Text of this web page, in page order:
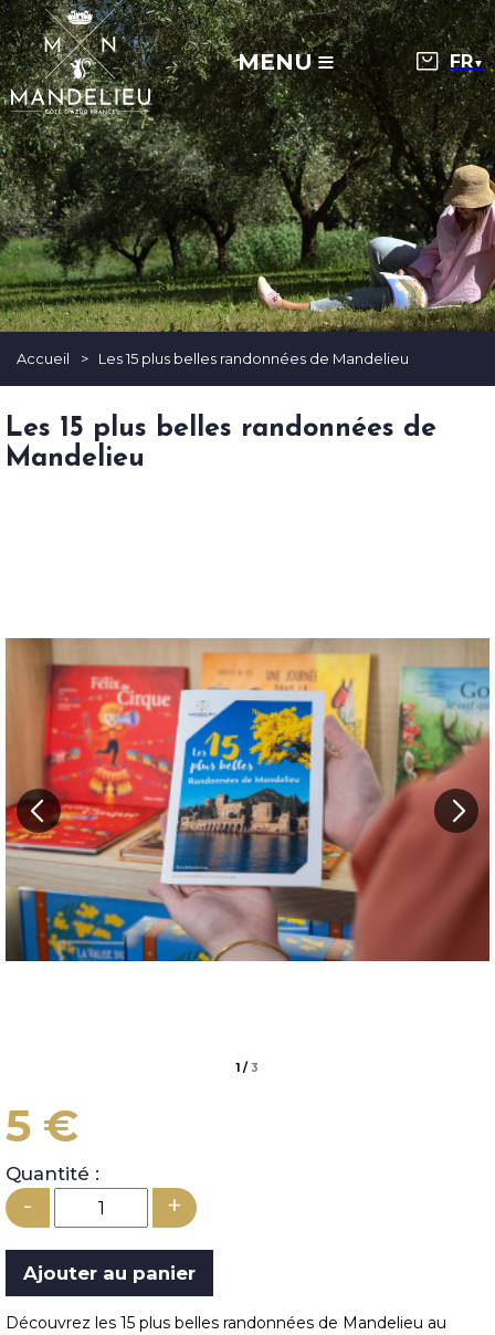
MENU ▼
Accueil > Les 15 plus belles randonnées de Mandelieu
Les 15 plus belles randonnées de
Mandelieu
1 / 3
5 €
Quantité :
- +
Découvrez les 15 plus belles randonnées de Mandelieu au